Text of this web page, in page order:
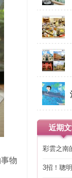
物
近期
彩雲之南
3招！聰